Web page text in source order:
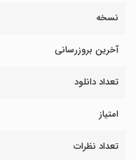
نسخه
آخرین بروزرسانی
تعداد دانلود
امتیاز
تعداد نظرات